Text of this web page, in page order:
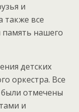
и
все
память нашего
детских
оркестра. Все
были отмечены
и